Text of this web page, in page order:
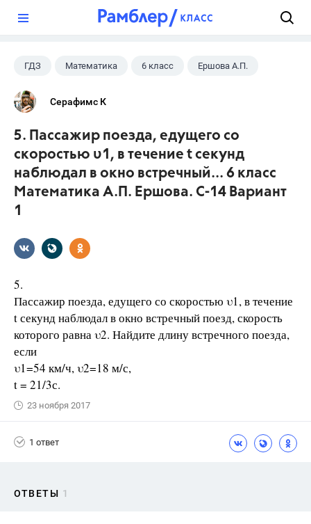
ГДЗ Математика 6 класс Ершова А.П.
Серафимс К
5. Пассажир поезда, едущего со
скоростью υ1, в течение t секунд
наблюдал в окно встречный... 6 класс
Математика А.П. Ершова. С-14 Вариант
1
5.
Пассажир поезда, едущего со скоростью υ1, в течение
t секунд наблюдал в окно встречный поезд, скорость
которого равна υ2. Найдите длину встречного поезда,
если
υ1=54 км/ч, υ2=18 м/с,
t = 21/3с.
23 ноября 2017
1 ответ
ОТВЕТЫ 1